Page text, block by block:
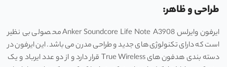
طراحی و ظاهر:
ایرفون وایرلس Anker Soundcore Life Note A3908 محصولی بی نظیر
است که دارای تکنولوژی های جدید و طراحی مدرن می باشد. این ایرفون در
دسته بندی هدفون های True Wireless قرار دارد و از دو عدد ایرباد و یک